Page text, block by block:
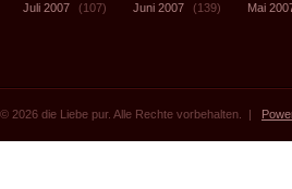
Juli 2007
(107) Juni 2007 (139) Mai
© 2026 die Liebe pur. Alle Rechte vorbehalten. |